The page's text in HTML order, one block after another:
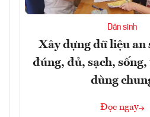
Dân sinh
Xây dựng dữ liệu an
đúng, đủ, sạch,
dùng
Đọc ngay